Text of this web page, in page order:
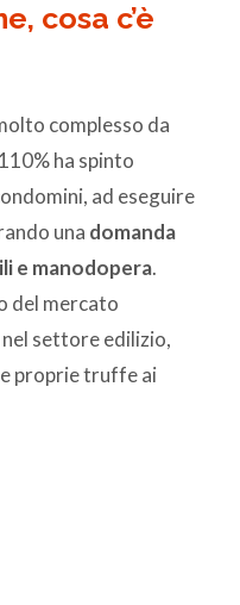
cosa c’è
complesso da
ha spinto
ad eseguire
una domanda
e manodopera.
del mercato
settore edilizio,
proprie truffe ai